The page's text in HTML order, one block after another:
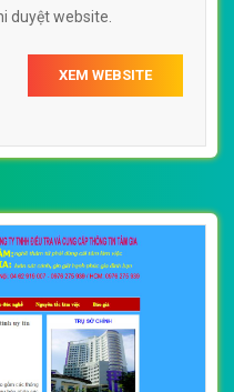
duyệt website.
XEM WEBSITE